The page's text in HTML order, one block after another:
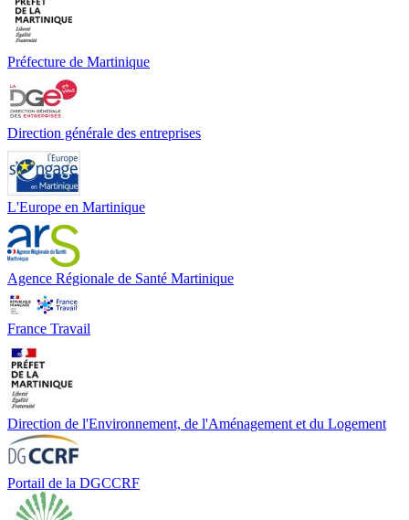
Préfecture de Martinique
Direction générale des entreprises
L'Europe en Martinique
Agence Régionale de Santé Martinique
France Travail
Direction de l'Environnement, de l'Aménagement et du Logement
Portail de la DGCCRF